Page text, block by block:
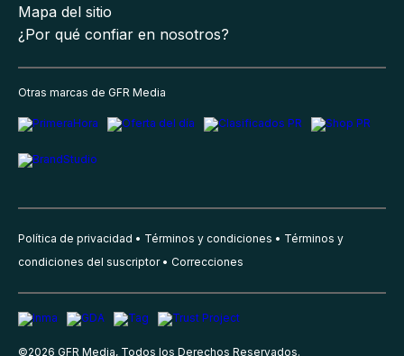
Mapa del sitio
¿Por qué confiar en nosotros?
Otras marcas de GFR Media
Política de privacidad Términos y condiciones
Términos y
condiciones del suscriptor
Correcciones
©2026 GFR Media, Todos los Derechos Reservados.